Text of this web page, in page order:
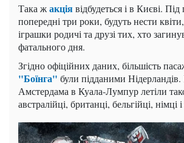
Така жакціявідбудеться і в Києві. Під
попередні три роки, будуть нести
іграшки родичі та друзі тих, хто
фатального дня.
Згідно офіційних даних, більшість
"Боїнга" були підданими
Амстердама в Куала-Лумпур летіли
австралійці, британці, бельгійці, німці